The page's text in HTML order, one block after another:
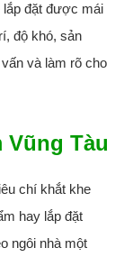
lắp đặt được mái
độ khó, sản
và làm rõ cho
Tàu
chí khắt khe
hay lắp đặt
ngôi nhà một